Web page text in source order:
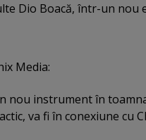
Dio Boacă, într-un
Media:
nou instrument în
va fi în conexiune cu